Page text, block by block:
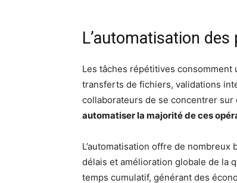
L’automatisation
Les tâches répétitives
transferts de fichiers, validations
collaborateurs de se concentrer
automatiser la majorité de ces
L’automatisation offre de
délais et amélioration globale de la
temps cumulatif, générant des